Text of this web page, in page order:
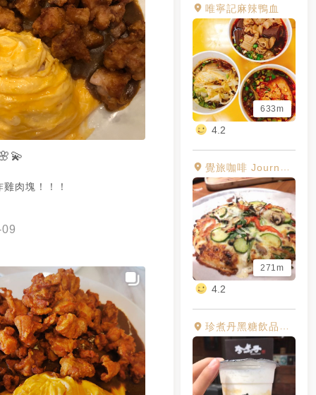
唯寧記麻辣鴨血
633m
4.2
覺旅咖啡 JourneyKaffe 陽光店
271m
4.2
珍煮丹黑糖飲品專賣 內湖江南店
肉塊！！！